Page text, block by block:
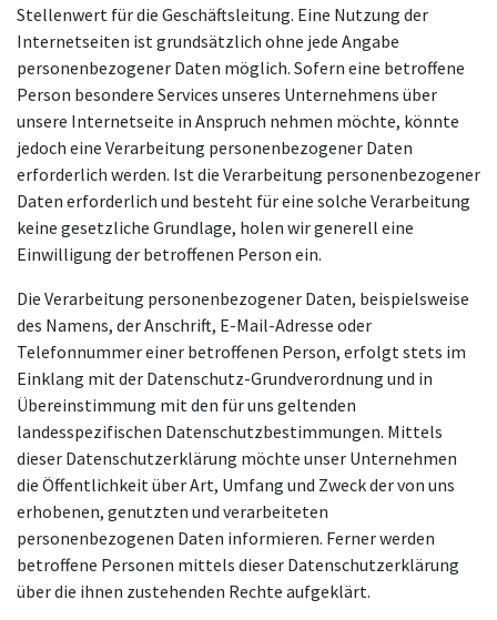
Stellenwert für die Geschäftsleitung. Eine Nutzung der
Internetseiten ist grundsätzlich ohne jede Angabe
personenbezogener Daten möglich. Sofern eine betroffene
Person besondere Services unseres Unternehmens über
unsere Internetseite in Anspruch nehmen möchte, könnte
jedoch eine Verarbeitung personenbezogener Daten
erforderlich werden. Ist die Verarbeitung personenbezogener
Daten erforderlich und besteht für eine solche Verarbeitung
keine gesetzliche Grundlage, holen wir generell eine
Einwilligung der betroffenen Person ein.
Die Verarbeitung personenbezogener Daten, beispielsweise
des Namens, der Anschrift, E-Mail-Adresse oder
Telefonnummer einer betroffenen Person, erfolgt stets im
Einklang mit der Datenschutz-Grundverordnung und in
Übereinstimmung mit den für uns geltenden
landesspezifischen Datenschutzbestimmungen. Mittels
dieser Datenschutzerklärung möchte unser Unternehmen
die Öffentlichkeit über Art, Umfang und Zweck der von uns
erhobenen, genutzten und verarbeiteten
personenbezogenen Daten informieren. Ferner werden
betroffene Personen mittels dieser Datenschutzerklärung
über die ihnen zustehenden Rechte aufgeklärt.